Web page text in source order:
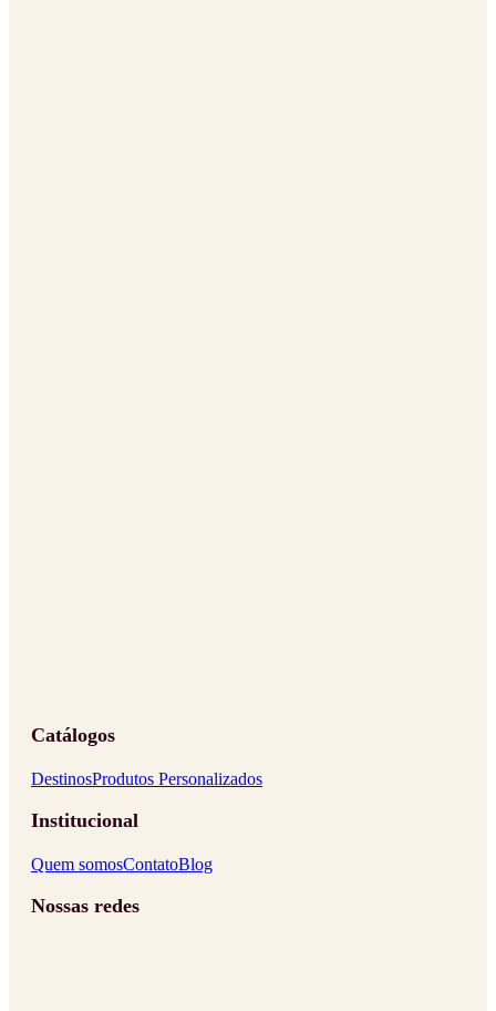
Catálogos
DestinosProdutos Personalizados
Institucional
Quem somosContatoBlog
Nossas redes